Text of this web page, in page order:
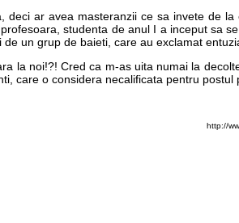
deci ar avea masteranzii ce sa invete de
studenta de anul I a inceput sa
un grup de baieti, care au exclamat
la noi!?! Cred ca m-as uita numai la
care o considera necalificata pentru postul
http://